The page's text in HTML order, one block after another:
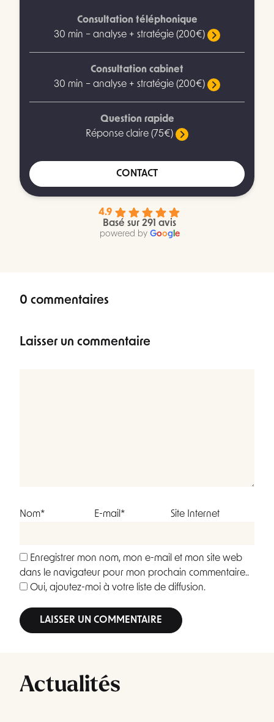
Consultation téléphonique
30 min – analyse + stratégie (200€)
Consultation cabinet
30 min – analyse + stratégie (200€)
Question rapide
Réponse claire (75€)
CONTACT
4.9
Basé sur 291 avis
powered by Google
0 commentaires
Laisser un commentaire
Nom* E-mail* Site Internet
Enregistrer mon nom, mon e-mail et mon site web
dans le navigateur pour mon prochain commentaire..
Oui, ajoutez-moi à votre liste de diffusion.
Actualités